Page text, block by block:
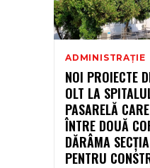
ADMINISTRAȚIE
NOI PROIECTE
OLT LA
PASARELĂ
ÎNTRE DOUĂ
DĂRÂMA
PENTRU